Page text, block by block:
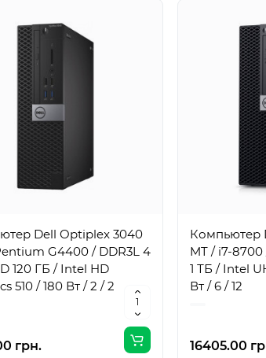
Dell Optiplex 3040
G4400 / DDR3L 4
120 ГБ / Intel HD
510 / 180 Вт / 2 / 2
грн.
Компьютер
MT / i7-8700
1 ТБ / Intel
Вт / 6 / 12
16405.00